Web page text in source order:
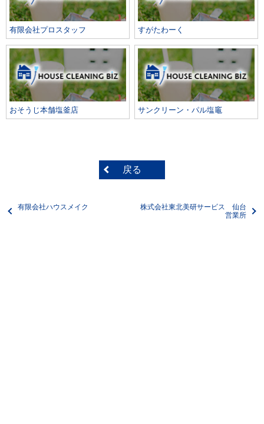
有限会社プロスタッフ すがたわーく
おそうじ本舗塩釜店 サンクリーン・パル塩竈
戻る
有限会社ハウスメイク
株式会社東北美研サービス 仙台
営業所